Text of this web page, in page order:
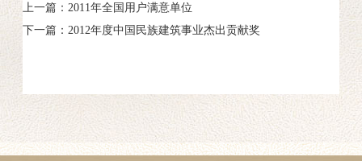
上一篇：2011年全国用户满意单位
下一篇：2012年度中国民族建筑事业杰出贡献奖